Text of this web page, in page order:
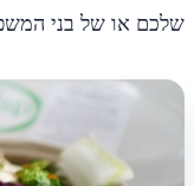
שלכם או של בני